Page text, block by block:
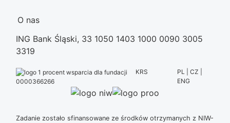
O nas
ING Bank Śląski, 33 1050 1403 1000 0090 3005
3319
KRS
0000366266
PL | CZ |
ENG
Zadanie zostało sfinansowane ze środków otrzymanych z NIW-